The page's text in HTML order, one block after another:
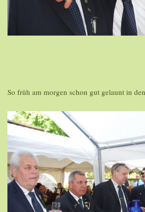
So früh am morgen schon gut gelaunt in